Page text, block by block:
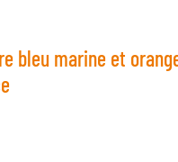
bleu marine et